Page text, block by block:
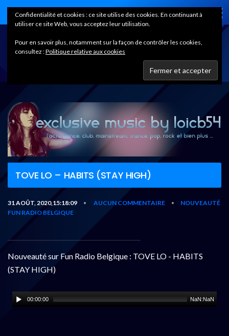
Home
TOVE LO – HABITS (STAY HIGH)
31 AOÛT, 2020,15:18:09 • AUCUN COMMENTAIRE •
NOUVEAUTÉ
FUN RADIO BELGIQUE
Nouveauté sur Fun Radio Belgique : TOVE LO - HABITS
(STAY HIGH)
00:00:00 NaN:NaN
Confidentialité et cookies : ce site utilise des cookies. En continuant à
utiliser ce site Web, vous acceptez leur utilisation.
Pour en savoir plus, notamment sur la façon de contrôler les cookies,
consultez :Politique relative aux cookies